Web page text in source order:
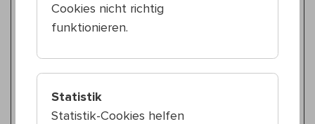
Tanz & Performance
23., Stadtpark Atzgersdorf
maria mercedes
exquisite return
Cookies nicht richtig
funktionieren.
Statistik
Statistik-Cookies helfen